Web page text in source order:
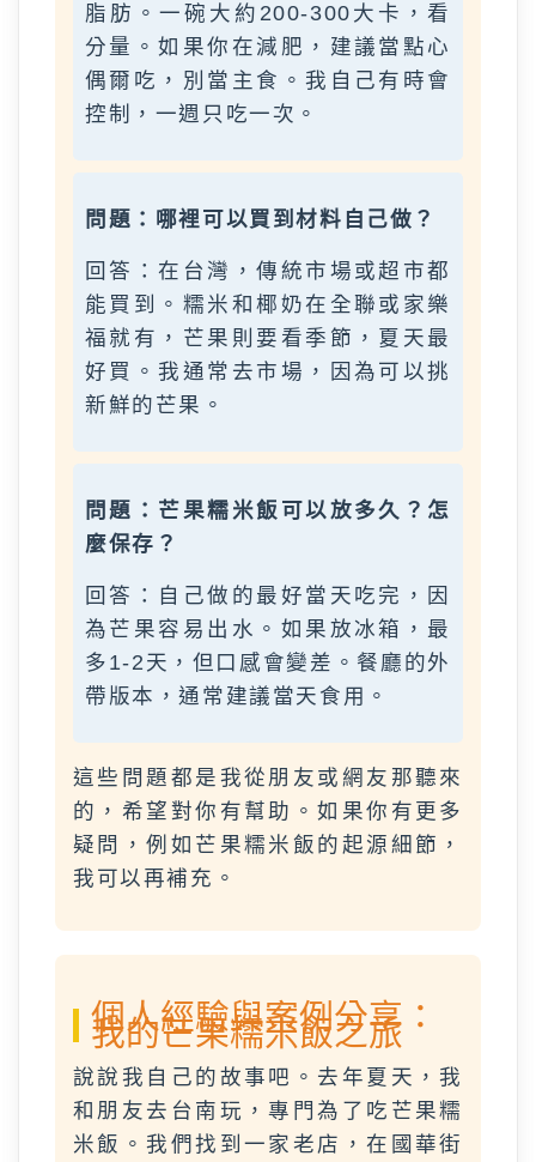
脂肪。一碗大約200-300大卡，看
分量。如果你在減肥，建議當點心
偶爾吃，別當主食。我自己有時會
控制，一週只吃一次。
問題：哪裡可以買到材料自己做？
回答：在台灣，傳統市場或超市都
能買到。糯米和椰奶在全聯或家樂
福就有，芒果則要看季節，夏天最
好買。我通常去市場，因為可以挑
新鮮的芒果。
問題：芒果糯米飯可以放多久？怎
麼保存？
回答：自己做的最好當天吃完，因
為芒果容易出水。如果放冰箱，最
多1-2天，但口感會變差。餐廳的外
帶版本，通常建議當天食用。
這些問題都是我從朋友或網友那聽來
的，希望對你有幫助。如果你有更多
疑問，例如芒果糯米飯的起源細節，
我可以再補充。
個人經驗與案例分享：
我的芒果糯米飯之旅
說說我自己的故事吧。去年夏天，我
和朋友去台南玩，專門為了吃芒果糯
米飯。我們找到一家老店，在國華街